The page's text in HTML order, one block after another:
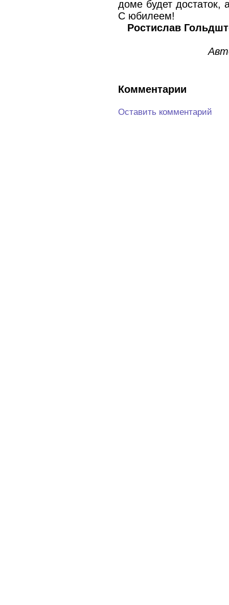
доме будет
С юбилеем!
Ростислав
Комментарии
Оставить комментарий